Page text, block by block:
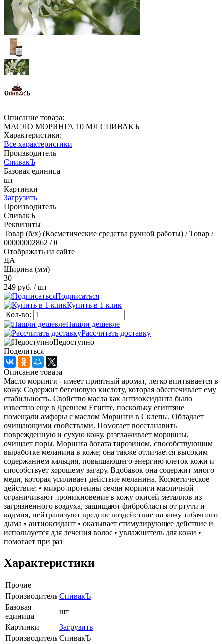
Описание товара:
МАСЛО МОРИНГА 10 МЛ СПИВАКЪ
Характеристики:
Все характеристики
Производитель
СпивакЪ
Базовая единица
шт
Картинки
Загрузить
Производитель
СпивакЪ
Реквизиты
Товар (б/х) (Косметические средства ручной работы) / Товар /
00000002862 / 0
Отображать на сайте
ДА
Ширина (мм)
30
249 руб. / шт
Подписаться
Купить в 1 клик
Кол-во:
Нашли дешевле
Рассчитать доставку
Недоступно
Поделиться
Описание товара
Масло моринги - имеет приятный аромат, легко впитывается в
кожу. Содержит бегеновую кислоту, которая обеспечивает ему
стабильность. Свойство масла как антиоксиданта было
известно еще в Древнем Египте, поскольку египтяне
помещали амфоры с маслом Моринги в Склепы. Обладает
очищающими свойствами. Помогает восстанавить
поврежденную и сухую кожу, разглаживает морщины,
очищает поры. Моринга богата тирозином, способствующим
выработке меланина в коже; она также отличается высоким
содержанием кальция, повышающего энергию клеток кожи и
способствует хорошему загару. Вдобавок она содержит много
меди, которая усиливает действие меланина. Косметическое
действие: • микро-протеины семян моринги масличной
ограничивают проникновение в кожу окисей металлов из
загрязненного воздуха, защищают фибробласты от ртути и
кадмия, нейтрализуют вредное воздействие на кожу табачного
дыма • антиоксидант • оказывает стимулирующее действие и
используется для лечения волос • увлажнитель для кожи •
помогает при раз
Характеристики
Прочие
Производитель СпивакЪ
Базовая
единица
шт
Картинки
Загрузить
Производитель СпивакЪ